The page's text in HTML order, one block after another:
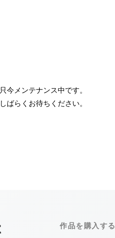
只今メンテナンス中です。
しばらくお待ちください。
作品を購入する